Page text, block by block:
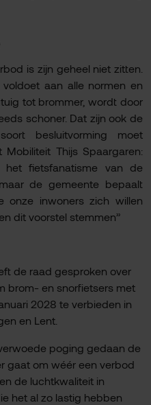
is zijn geheel niet zitten.
aan alle normen en
tot brommer, wordt door
schoner. Dat zijn ook de
besluitvorming moet
Mobiliteit Thijs Spaargaren:
fietsfanatisme van de
de gemeente bepaalt
inwoners zich willen
dit voorstel stemmen’’
de raad gesproken over
brom- en snorfietsers met
2028 te verbieden in
en Lent.
poging gedaan de
gaat om wéér een verbod
de luchtkwaliteit in
het al zo lastig hebben